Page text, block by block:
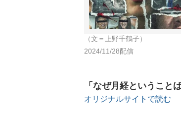
（文＝上野千鶴子）
2024/11/28配信
「なぜ月経ということ
オリジナルサイトで読む